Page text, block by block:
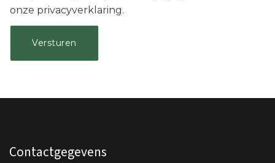
onze privacyverklaring.
Contactgegevens